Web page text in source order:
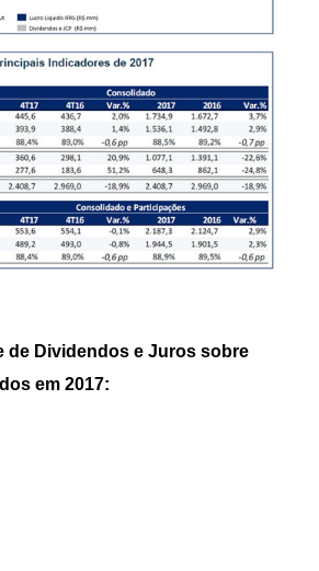
de Dividendos e Juros sobre
em 2017: